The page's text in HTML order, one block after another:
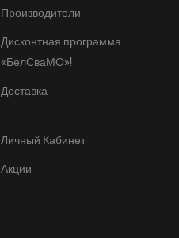
Производители
Дисконтная программа
«БелСваМО»!
Доставка
Личный Кабинет
Акции